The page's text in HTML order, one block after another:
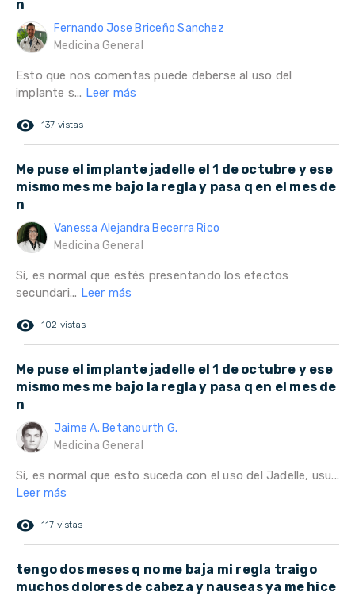
n
Fernando Jose Briceño Sanchez
Medicina General
Esto que nos comentas puede deberse al uso del
implante s... Leer más
remove_red_eye 137 vistas
Me puse el implante jadelle el 1 de octubre y ese
mismo mes me bajo la regla y pasa q en el mes de
n
Vanessa Alejandra Becerra Rico
Medicina General
Sí, es normal que estés presentando los efectos
secundari... Leer más
remove_red_eye 102 vistas
Me puse el implante jadelle el 1 de octubre y ese
mismo mes me bajo la regla y pasa q en el mes de
n
Jaime A. Betancurth G.
Medicina General
Sí, es normal que esto suceda con el uso del Jadelle, usu...
Leer más
remove_red_eye 117 vistas
tengo dos meses q no me baja mi regla traigo
muchos dolores de cabeza y nauseas ya me hice